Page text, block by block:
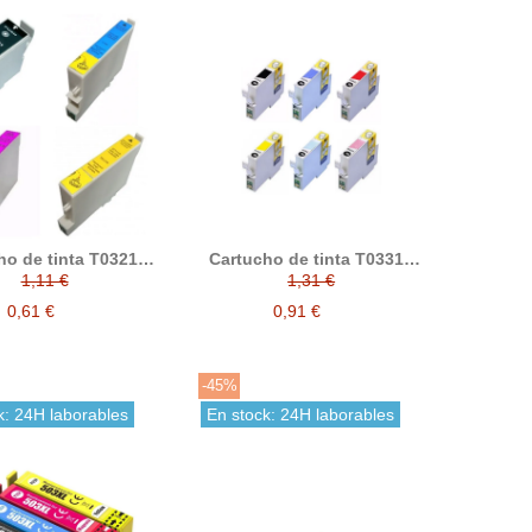
de tinta T0321 /
/ T0323 / T0324
con Epson
1,11 €
0,61 €
Cartucho de tinta T0331 /
T0332 / T0333 / T0334 /
T0335 / T0336 compatible
con epson
1,31 €
0,91 €
24H laborables
-45%
En stock: 24H laborables